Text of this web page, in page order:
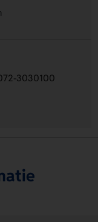
3030100